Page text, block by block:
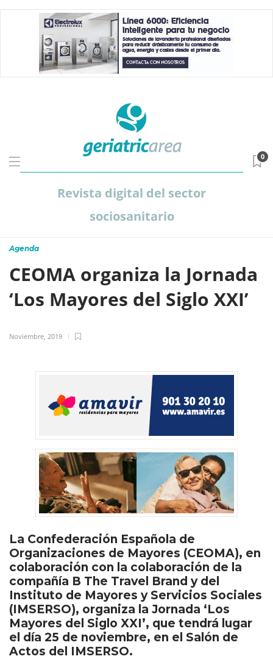
Revista digital del sector
sociosanitario
0
Agenda
CEOMA organiza la Jornada
‘Los Mayores del Siglo XXI’
Noviembre, 2019
La Confederación Española de
Organizaciones de Mayores (CEOMA), en
colaboración con la colaboración de la
compañía B The Travel Brand y del
Instituto de Mayores y Servicios Sociales
(IMSERSO), organiza la Jornada ‘Los
Mayores del Siglo XXI’, que tendrá lugar
el día 25 de noviembre, en el Salón de
Actos del IMSERSO.